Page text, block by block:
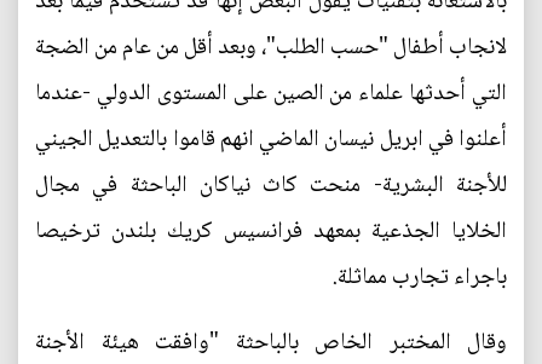
لانجاب أطفال "حسب الطلب"، وبعد أقل من عام من الضجة
التي أحدثها علماء من الصين على المستوى الدولي -عندما
أعلنوا في ابريل نيسان الماضي انهم قاموا بالتعديل الجيني
للأجنة البشرية- منحت كاث نياكان الباحثة في مجال
الخلايا الجذعية بمعهد فرانسيس كريك بلندن ترخيصا
باجراء تجارب مماثلة.
وقال المختبر الخاص بالباحثة "وافقت هيئة الأجنة